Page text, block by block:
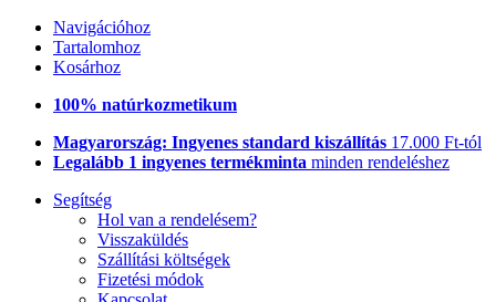
Navigációhoz
Tartalomhoz
Kosárhoz
100% natúrkozmetikum
Magyarország: Ingyenes standard kiszállítás 17.000 Ft-tól
Legalább 1 ingyenes termékminta minden rendeléshez
Segítség
Hol van a rendelésem?
Visszaküldés
Szállítási költségek
Fizetési módok